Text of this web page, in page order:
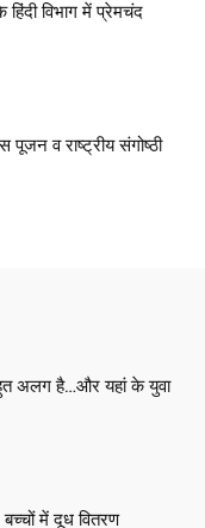
हिंदी विभाग में प्रेमचंद
पूजन व राष्ट्रीय संगोष्ठी
अलग है…और यहां के युवा
बच्चों में दूध वितरण